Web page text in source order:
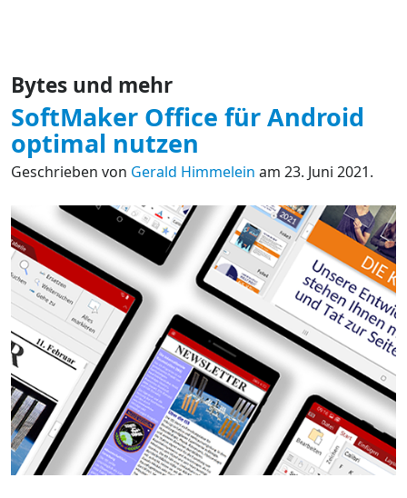
Bytes und mehr
SoftMaker Office für Android
optimal nutzen
Geschrieben von Gerald Himmelein am 23. Juni 2021.